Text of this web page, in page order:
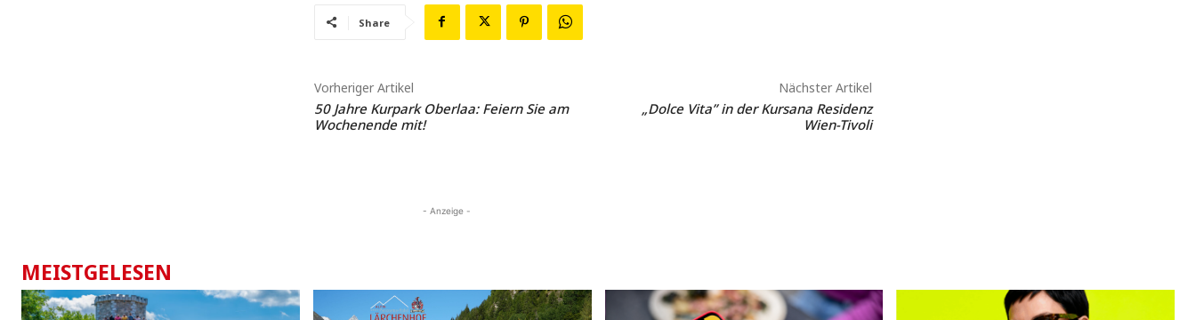
Share
Vorheriger Artikel
50 Jahre Kurpark Oberlaa: Feiern Sie am
Wochenende mit!
Nächster Artikel
„Dolce Vita” in der Kursana Residenz
Wien-Tivoli
- Anzeige -
MEISTGELESEN